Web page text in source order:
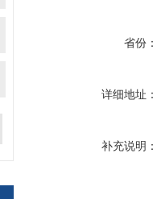
省份：
详细地址：
补充说明：